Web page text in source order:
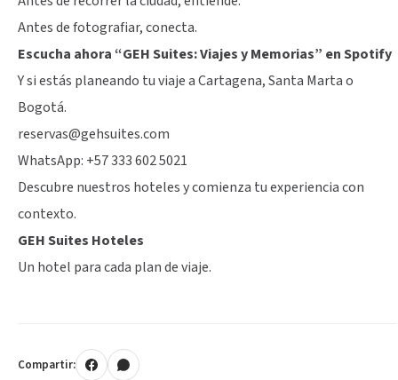
Antes de fotografiar, conecta.
Escucha ahora “GEH Suites: Viajes y Memorias” en Spotify
Y si estás planeando tu viaje a Cartagena, Santa Marta o
Bogotá.
reservas@gehsuites.com
WhatsApp: +57 333 602 5021
Descubre nuestros hoteles y comienza tu experiencia con
contexto.
GEH Suites Hoteles
Un hotel para cada plan de viaje.
Compartir: